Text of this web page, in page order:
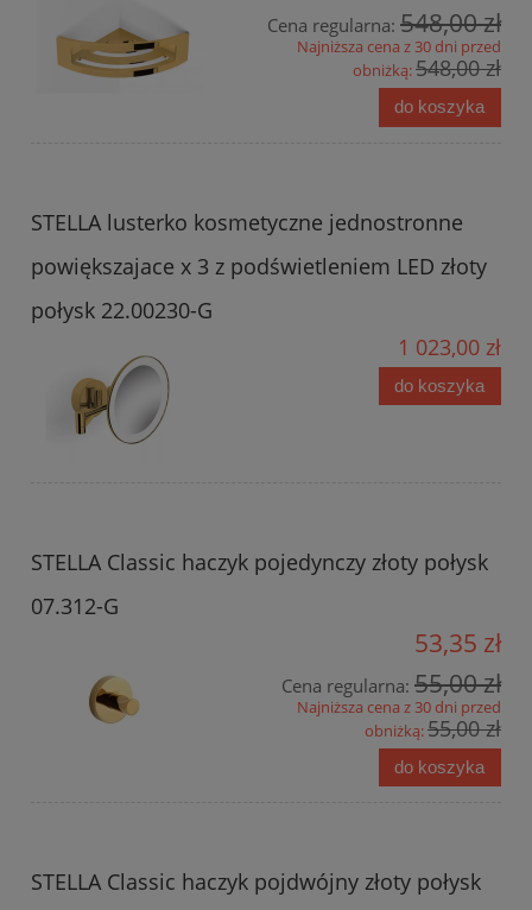
Cena regularna: 548,00 zł
Najniższa cena z 30 dni przed
obniżką:548,00 zł
do koszyka
STELLA lusterko kosmetyczne jednostronne
powiększajace x 3 z podświetleniem LED złoty
połysk 22.00230-G
1 023,00 zł
do koszyka
STELLA Classic haczyk pojedynczy złoty połysk
07.312-G
53,35 zł
Cena regularna: 55,00 zł
Najniższa cena z 30 dni przed
obniżką:55,00 zł
do koszyka
STELLA Classic haczyk pojdwójny złoty połysk